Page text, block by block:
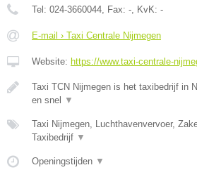
Tel: 024-3660044, Fax: -, KvK: -
E-mail › Taxi Centrale Nijmegen
Website: https://www.taxi-centrale-
Taxi TCN Nijmegen is het taxibedrijf in
en snel
▼
Taxi Nijmegen, Luchthavenvervoer,
Taxibedrijf ▼
Openingstijden ▼